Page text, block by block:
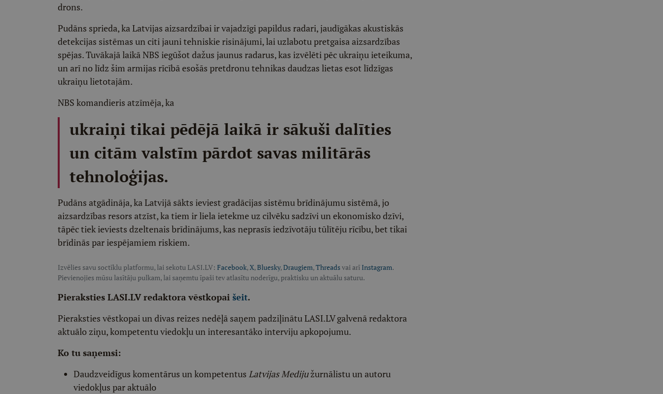
drons.
Pudāns sprieda, ka Latvijas aizsardzībai ir vajadzīgi papildus radari, jaudīgākas akustiskās
detekcijas sistēmas un citi jauni tehniskie risinājumi, lai uzlabotu pretgaisa aizsardzības
spējas. Tuvākajā laikā NBS iegūšot dažus jaunus radarus, kas izvēlēti pēc ukraiņu ieteikuma,
un arī no līdz šim armijas rīcībā esošās pretdronu tehnikas daudzas lietas esot līdzīgas
ukraiņu lietotajām.
NBS komandieris atzīmēja, ka
ukraiņi tikai pēdējā laikā ir sākuši dalīties
un citām valstīm pārdot savas militārās
tehnoloģijas.
Pudāns atgādināja, ka Latvijā sākts ieviest gradācijas sistēmu brīdinājumu sistēmā, jo
aizsardzības resors atzīst, ka tiem ir liela ietekme uz cilvēku sadzīvi un ekonomisko dzīvi,
tāpēc tiek ieviests dzeltenais brīdinājums, kas neprasīs iedzīvotāju tūlītēju rīcību, bet tikai
brīdinās par iespējamiem riskiem.
Izvēlies savu soctīklu platformu, lai sekotu LASI.LV: Facebook,X,Bluesky,Draugiem,Threadsvai arī Instagram.
Pievienojies mūsu lasītāju pulkam, lai saņemtu īpaši tev atlasītu noderīgu, praktisku un aktuālu saturu.
Pieraksties LASI.LV redaktora vēstkopai šeit.
Pieraksties vēstkopai un divas reizes nedēļā saņem padziļinātu LASI.LV galvenā redaktora
aktuālo ziņu, kompetentu viedokļu un interesantāko interviju apkopojumu.
Ko tu saņemsi:
Daudzveidīgus komentārus un kompetentus Latvijas Medijužurnālistu un autoru
viedokļus par aktuālo